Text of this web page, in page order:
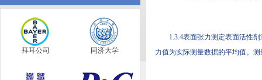
拜耳公司 同济大学
1.3.4表面张力测定表面活性剂
力值为实际测量数据的平均值。